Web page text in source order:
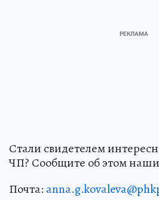
Стали свидетелем
ЧП? Сообщите об этом
Почта: